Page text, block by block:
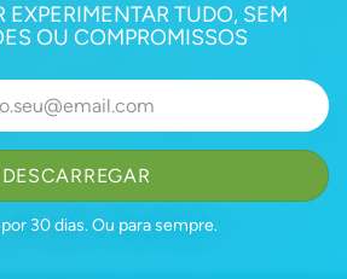
EXPERIMENTAR TUDO, SEM
OU COMPROMISSOS
DESCARREGAR
30 dias.Ou para sempre.